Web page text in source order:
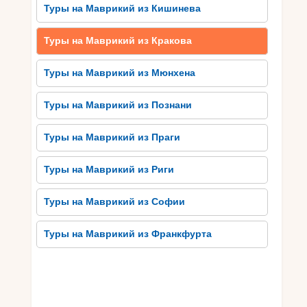
вкусной кухней. Лучшие туристические места
Маврикия обязательно оставят незабываемое
впечатление у каждого путешествующего.
Отдых на роскошных пляжах
Маврикия
Маврикий славится своими роскошными
пляжами, привлекающими туристов со всего
мира. Здесь вы сможете насладиться теплой
тропической погодой, синим бездонным
океаном и белым песком. Пляжи Маврикия
являются настоящим райским уголком, где
можно расслабиться и насладиться
спокойствием и гармонией. Многие гостиницы и
Туры на Маврикий из Кишинева
Туры на Маврикий из Кракова
Туры на Маврикий из Мюнхена
Туры на Маврикий из Познани
Туры на Маврикий из Праги
Туры на Маврикий из Риги
Туры на Маврикий из Софии
Туры на Маврикий из Франкфурта